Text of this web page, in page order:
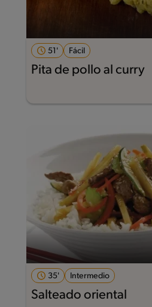
51' Fácil
Pita de pollo al curry
35' Intermedio
Salteado oriental